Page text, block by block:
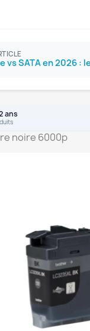
ans
noire 6000p